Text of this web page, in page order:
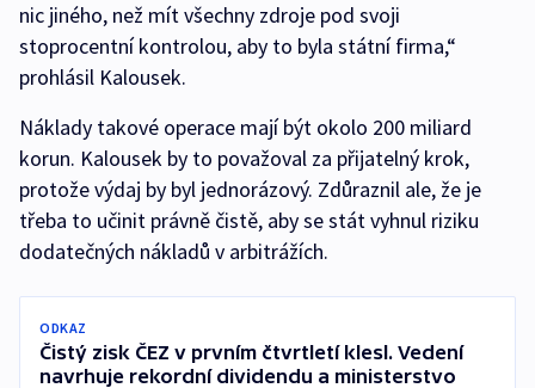
nic jiného, než mít všechny zdroje pod svoji
stoprocentní kontrolou, aby to byla státní firma,“
prohlásil Kalousek.
Náklady takové operace mají být okolo 200 miliard
korun. Kalousek by to považoval za přijatelný krok,
protože výdaj by byl jednorázový. Zdůraznil ale, že je
třeba to učinit právně čistě, aby se stát vyhnul riziku
dodatečných nákladů v arbitrážích.
ODKAZ
Čistý zisk ČEZ v prvním čtvrtletí klesl. Vedení
navrhuje rekordní dividendu a ministerstvo